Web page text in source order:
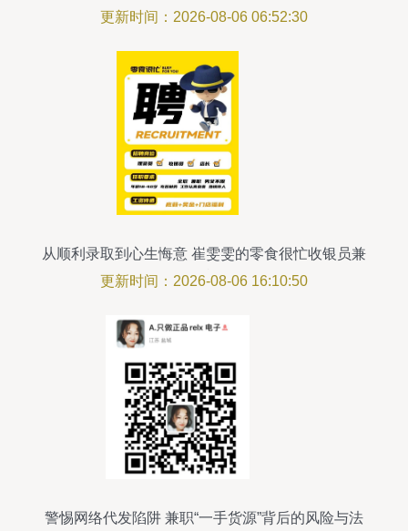
更新时间：2026-08-06 06:52:30
从顺利录取到心生悔意 崔雯雯的零食很忙收银员兼
职反思
更新时间：2026-08-06 16:10:50
警惕网络代发陷阱 兼职“一手货源”背后的风险与法